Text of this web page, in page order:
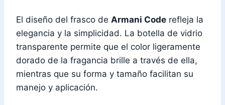
El diseño del frasco de Armani Code refleja la
elegancia y la simplicidad. La botella de vidrio
transparente permite que el color ligeramente
dorado de la fragancia brille a través de ella,
mientras que su forma y tamaño facilitan su
manejo y aplicación.